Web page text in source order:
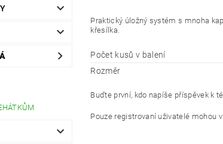
Praktický úložný systém s mnoha
křesílka.
Počet kusů v balení
Rozměr
Buďte první, kdo napíše příspěvek k
Pouze registrovaní uživatelé mohou